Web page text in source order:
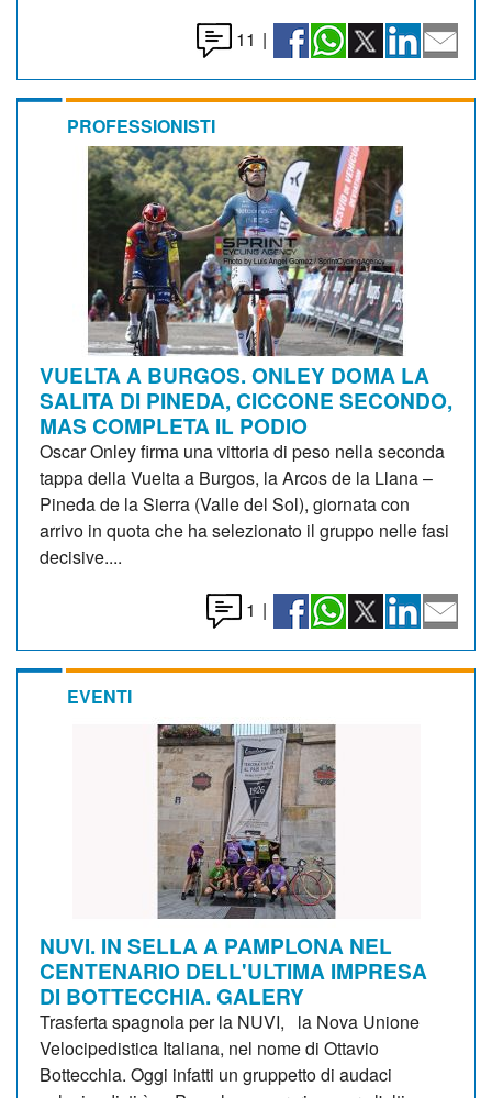
11 |
PROFESSIONISTI
VUELTA A BURGOS. ONLEY DOMA LA
SALITA DI PINEDA, CICCONE SECONDO,
MAS COMPLETA IL PODIO
Oscar Onley firma una vittoria di peso nella seconda
tappa della Vuelta a Burgos, la Arcos de la Llana –
Pineda de la Sierra (Valle del Sol), giornata con
arrivo in quota che ha selezionato il gruppo nelle fasi
decisive....
1 |
EVENTI
NUVI. IN SELLA A PAMPLONA NEL
CENTENARIO DELL'ULTIMA IMPRESA
DI BOTTECCHIA. GALERY
Trasferta spagnola per la NUVI, la Nova Unione
Velocipedistica Italiana, nel nome di Ottavio
Bottecchia. Oggi infatti un gruppetto di audaci